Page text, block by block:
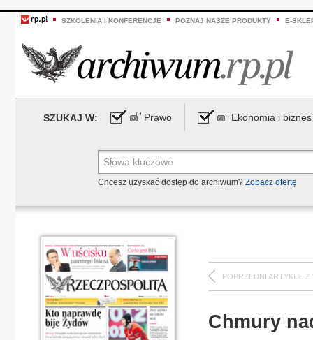
SZKOLENIA I KONFERENCJE POZNAJ NASZE PRODUKTY E-
SZUKAJ W: Prawo Ekonomia i biznes
Chcesz uzyskać dostęp do archiwum? Zobacz ofertę
POPRZEDNI ARTYKUŁ Z
Chmury